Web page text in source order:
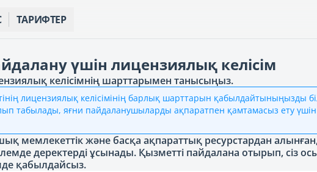
ТАРИФТЕР
үшін лицензиялық келісім
келісімнің шарттарымен танысыңыз.
лицензиялық келісімінің барлық шарттарын қабылдайтыныңызды
табылады, яғни пайдаланушыларды ақпаратпен қамтамасыз ету үшін
мемлекеттік және басқа ақпараттық ресурстардан
деректерді ұсынады. Қызметті пайдалана отырып, сіз
қабылдайсыз.